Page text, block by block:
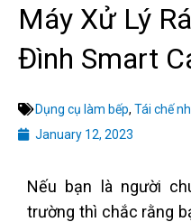
Máy Xử Lý
Đình Smart
Dụng cụ làm bếp, Tái chế
January 12, 2023
Nếu bạn là người
trường thì chắc rằng